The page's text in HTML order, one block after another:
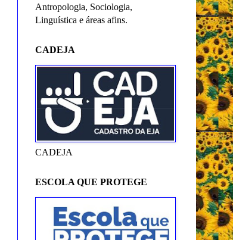
Antropologia, Sociologia,
Linguística e áreas afins.
CADEJA
CADEJA
ESCOLA QUE PROTEGE